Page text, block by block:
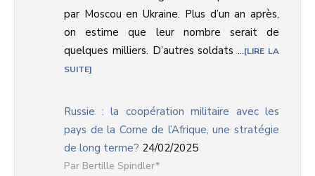
par Moscou en Ukraine. Plus d’un an après,
on estime que leur nombre serait de
quelques milliers. D’autres soldats ... LIRE LA
SUITE
Russie : la coopération militaire avec les
pays de la Corne de l’Afrique, une stratégie
de long terme? 24/02/2025
Bertille Spindler*